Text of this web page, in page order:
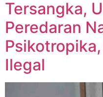
Tersangka,
Peredaran
Ilegal